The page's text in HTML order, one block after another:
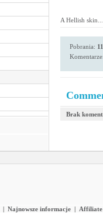
A Hellish
Pobrania:
Brak
| Najnowsze informacje | Affiliate